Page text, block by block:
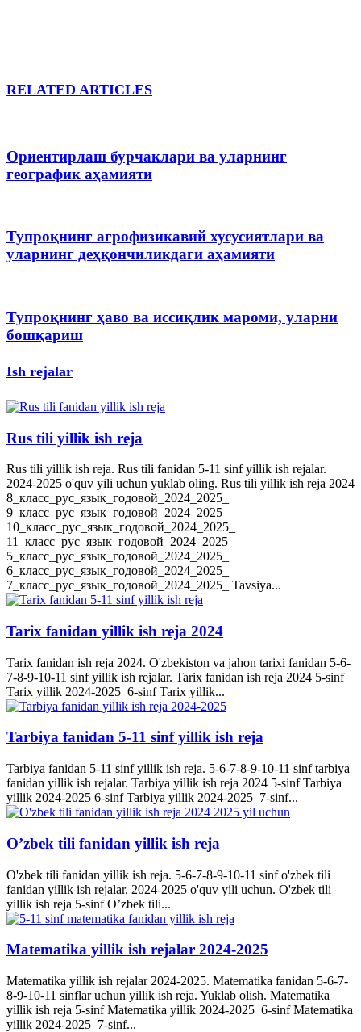
RELATED ARTICLES
Ориентирлаш бурчаклари ва уларнинг
географик аҳамияти
Тупроқнинг агрофизикавий хусусиятлари ва
уларнинг деҳқончиликдаги аҳамияти
Тупроқнинг ҳаво ва иссиқлик мароми, уларни
бошқариш
Ish rejalar
Rus tili yillik ish reja
Rus tili yillik ish reja. Rus tili fanidan 5-11 sinf yillik ish rejalar.
2024-2025 o'quv yili uchun yuklab oling. Rus tili yillik ish reja 2024
8_класс_рус_язык_годовой_2024_2025_
9_класс_рус_язык_годовой_2024_2025_
10_класс_рус_язык_годовой_2024_2025_
11_класс_рус_язык_годовой_2024_2025_
5_класс_рус_язык_годовой_2024_2025_
6_класс_рус_язык_годовой_2024_2025_
7_класс_рус_язык_годовой_2024_2025_ Tavsiya...
Tarix fanidan yillik ish reja 2024
Tarix fanidan ish reja 2024. O'zbekiston va jahon tarixi fanidan 5-6-
7-8-9-10-11 sinf yillik ish rejalar. Tarix fanidan ish reja 2024 5-sinf
Tarix yillik 2024-2025 6-sinf Tarix yillik...
Tarbiya fanidan 5-11 sinf yillik ish reja
Tarbiya fanidan 5-11 sinf yillik ish reja. 5-6-7-8-9-10-11 sinf tarbiya
fanidan yillik ish rejalar. Tarbiya yillik ish reja 2024 5-sinf Tarbiya
yillik 2024-2025 6-sinf Tarbiya yillik 2024-2025 7-sinf...
O’zbek tili fanidan yillik ish reja
O'zbek tili fanidan yillik ish reja. 5-6-7-8-9-10-11 sinf o'zbek tili
fanidan yillik ish rejalar. 2024-2025 o'quv yili uchun. O'zbek tili
yillik ish reja 5-sinf O’zbek tili...
Matematika yillik ish rejalar 2024-2025
Matematika yillik ish rejalar 2024-2025. Matematika fanidan 5-6-7-
8-9-10-11 sinflar uchun yillik ish reja. Yuklab olish. Matematika
yillik ish reja 5-sinf Matematika yillik 2024-2025 6-sinf Matematika
yillik 2024-2025 7-sinf...